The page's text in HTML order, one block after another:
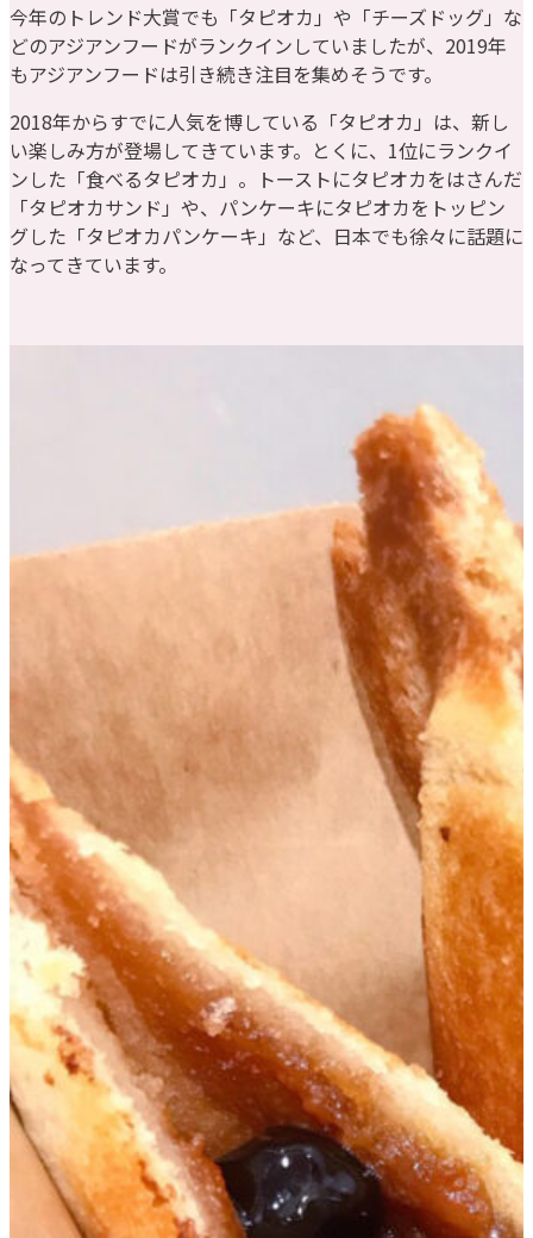
今年のトレンド大賞でも「タピオカ」や「チーズドッグ」な
どのアジアンフードがランクインしていましたが、2019年
もアジアンフードは引き続き注目を集めそうです。
2018年からすでに人気を博している「タピオカ」は、新し
い楽しみ方が登場してきています。とくに、1位にランクイ
ンした「食べるタピオカ」。トーストにタピオカをはさんだ
「タピオカサンド」や、パンケーキにタピオカをトッピン
グした「タピオカパンケーキ」など、日本でも徐々に話題に
なってきています。